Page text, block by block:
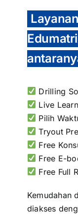
Drilling
Live
Pilih
Tryout
Free
Free E-
Free Full
Kemudahan
diakses